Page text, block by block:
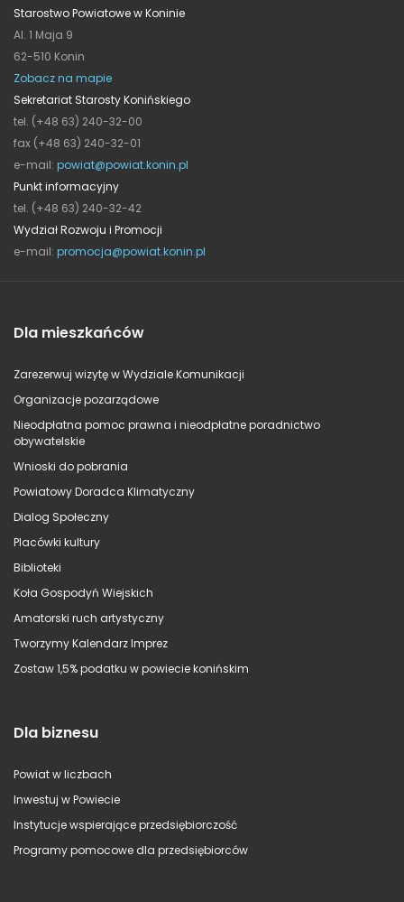
Starostwo Powiatowe w Koninie
Al. 1 Maja 9
62-510 Konin
Zobacz na mapie
Sekretariat Starosty Konińskiego
tel. (+48 63) 240-32-00
fax (+48 63) 240-32-01
e-mail: powiat@powiat.konin.pl
Punkt informacyjny
tel. (+48 63) 240-32-42
Wydział Rozwoju i Promocji
e-mail: promocja@powiat.konin.pl
Dla mieszkańców
Zarezerwuj wizytę w Wydziale Komunikacji
Organizacje pozarządowe
Nieodpłatna pomoc prawna i nieodpłatne poradnictwo
obywatelskie
Wnioski do pobrania
Powiatowy Doradca Klimatyczny
Dialog Społeczny
Placówki kultury
Biblioteki
Koła Gospodyń Wiejskich
Amatorski ruch artystyczny
Tworzymy Kalendarz Imprez
Zostaw 1,5% podatku w powiecie konińskim
Dla biznesu
Powiat w liczbach
Inwestuj w Powiecie
Instytucje wspierające przedsiębiorczość
Programy pomocowe dla przedsiębiorców